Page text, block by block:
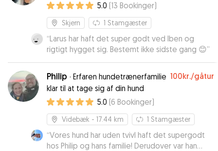
5.0 (13 Bookinger)
Skjern 1 Stamgæster
“Larus har haft det super godt ved Iben og
rigtigt hygget sig. Bestemt ikke sidste gang 😊”
Philip · Erfaren hundetrænerfamilie
klar til at tage sig af din hund
100kr./gåtur
5.0 (6 Bookinger)
Videbæk - 17.44 km 1 Stamgæster
“Vores hund har uden tvivl haft det supergodt
hos Philip og hans familie! Derudover var han